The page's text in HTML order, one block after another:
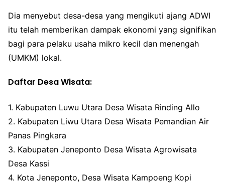
Dia menyebut desa-desa yang mengikuti ajang ADWI
itu telah memberikan dampak ekonomi yang signifikan
bagi para pelaku usaha mikro kecil dan menengah
(UMKM) lokal.
Daftar Desa Wisata:
1. Kabupaten Luwu Utara Desa Wisata Rinding Allo
2. Kabupaten Liwu Utara Desa Wisata Pemandian Air
Panas Pingkara
3. Kabupaten Jeneponto Desa Wisata Agrowisata
Desa Kassi
4. Kota Jeneponto, Desa Wisata Kampoeng Kopi